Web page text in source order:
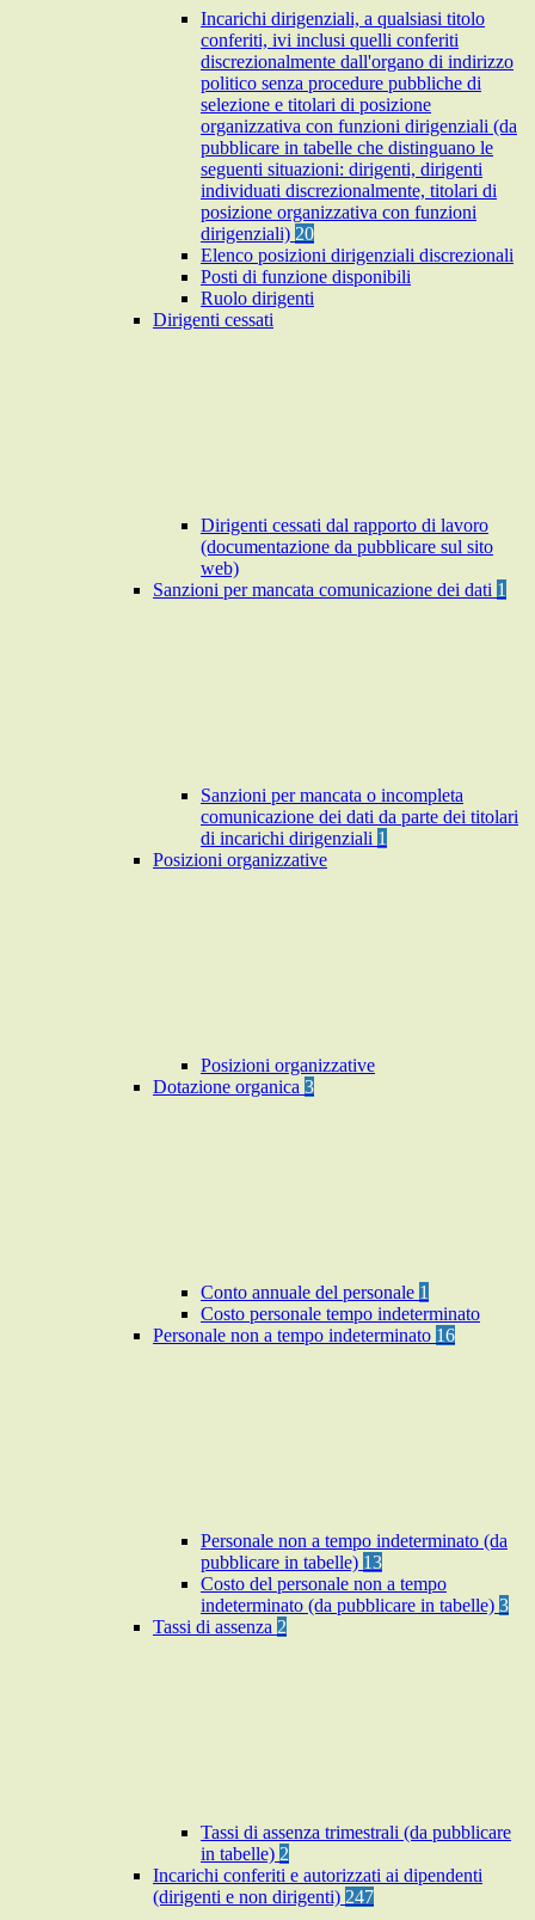
Incarichi dirigenziali, a qualsiasi titolo
conferiti, ivi inclusi quelli conferiti
discrezionalmente dall'organo di indirizzo
politico senza procedure pubbliche di
selezione e titolari di posizione
organizzativa con funzioni dirigenziali (da
pubblicare in tabelle che distinguano le
seguenti situazioni: dirigenti, dirigenti
individuati discrezionalmente, titolari di
posizione organizzativa con funzioni
dirigenziali) 20
Elenco posizioni dirigenziali discrezionali
Posti di funzione disponibili
Ruolo dirigenti
Dirigenti cessati
Dirigenti cessati dal rapporto di lavoro
(documentazione da pubblicare sul sito
web)
Sanzioni per mancata comunicazione dei dati 1
Sanzioni per mancata o incompleta
comunicazione dei dati da parte dei titolari
di incarichi dirigenziali 1
Posizioni organizzative
Posizioni organizzative
Dotazione organica 3
Conto annuale del personale 1
Costo personale tempo indeterminato
Personale non a tempo indeterminato 16
Personale non a tempo indeterminato (da
pubblicare in tabelle) 13
Costo del personale non a tempo
indeterminato (da pubblicare in tabelle) 3
Tassi di assenza 2
Tassi di assenza trimestrali (da pubblicare
in tabelle) 2
Incarichi conferiti e autorizzati ai dipendenti
(dirigenti e non dirigenti) 247